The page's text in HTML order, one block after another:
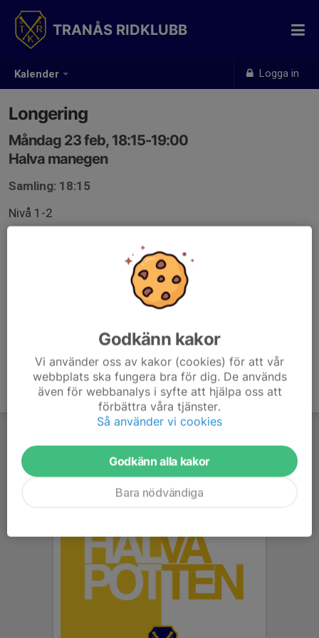
Kalender Logga in
TRANÅS RIDKLUBB
Longering
Måndag 23 feb, 18:15-19:00
Halva manegen
Samling: 18:15
Nivå 1-2
Godkänn kakor
Vi använder oss av kakor (cookies) för att vår
webbplats ska fungera bra för dig. De används
även för webbanalys i syfte att hjälpa oss att
förbättra våra tjänster.
Så använder vi cookies
Godkänn alla kakor
Bara nödvändiga